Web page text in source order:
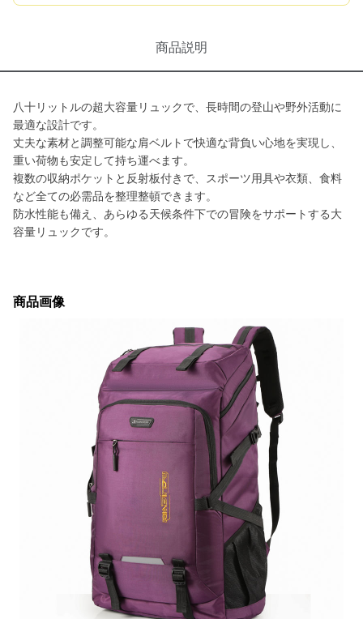
商品説明
八十リットルの超大容量リュックで、長時間の登山や野外活動に
最適な設計です。
丈夫な素材と調整可能な肩ベルトで快適な背負い心地を実現し、
重い荷物も安定して持ち運べます。
複数の収納ポケットと反射板付きで、スポーツ用具や衣類、食料
など全ての必需品を整理整頓できます。
防水性能も備え、あらゆる天候条件下での冒険をサポートする大
容量リュックです。
商品画像